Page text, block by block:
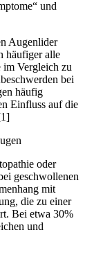
und
Augenlider
häufiger alle
im Vergleich zu
bei
häufig
Einfluss auf die
oder
geschwollenen
mit
die zu einer
Bei etwa 30%
und